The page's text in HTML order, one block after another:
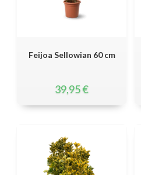
Feijoa Sellowian 60 cm
39,95€